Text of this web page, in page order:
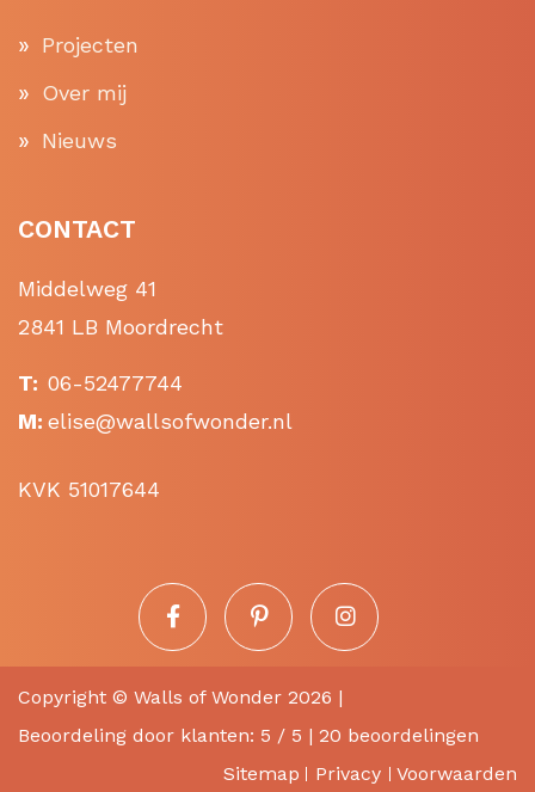
Projecten
Over mij
Nieuws
CONTACT
Middelweg 41
2841 LB Moordrecht
T: 06-52477744
M: elise@wallsofwonder.nl
KVK 51017644
Copyright © Walls of Wonder 2026 |
Beoordeling door klanten: 5 / 5 | 20 beoordelingen
Sitemap
Privacy Voorwaarden